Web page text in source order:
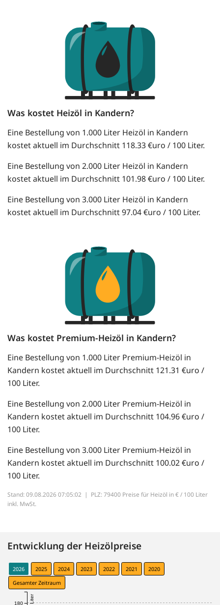
Was kostet Heizöl in Kandern?
Eine Bestellung von 1.000 Liter Heizöl in Kandern
kostet aktuell im Durchschnitt 118.33 €uro / 100 Liter.
Eine Bestellung von 2.000 Liter Heizöl in Kandern
kostet aktuell im Durchschnitt 101.98 €uro / 100 Liter.
Eine Bestellung von 3.000 Liter Heizöl in Kandern
kostet aktuell im Durchschnitt 97.04 €uro / 100 Liter.
Was kostet Premium-Heizöl in Kandern?
Eine Bestellung von 1.000 Liter Premium-Heizöl in
Kandern kostet aktuell im Durchschnitt 121.31 €uro /
100 Liter.
Eine Bestellung von 2.000 Liter Premium-Heizöl in
Kandern kostet aktuell im Durchschnitt 104.96 €uro /
100 Liter.
Eine Bestellung von 3.000 Liter Premium-Heizöl in
Kandern kostet aktuell im Durchschnitt 100.02 €uro /
100 Liter.
Stand: 09.08.2026 07:05:02 | PLZ: 79400 Preise für Heizöl in € / 100 Liter
inkl. MwSt.
Entwicklung der Heizölpreise
2026 2025 2024 2023 2022 2021
2020
Gesamter Zeitraum
180